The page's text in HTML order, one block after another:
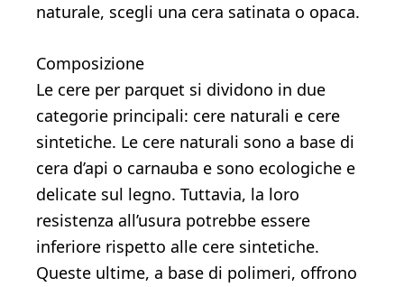
naturale, scegli una cera satinata o opaca.
Composizione
Le cere per parquet si dividono in due
categorie principali: cere naturali e cere
sintetiche. Le cere naturali sono a base di
cera d’api o carnauba e sono ecologiche e
delicate sul legno. Tuttavia, la loro
resistenza all’usura potrebbe essere
inferiore rispetto alle cere sintetiche.
Queste ultime, a base di polimeri, offrono